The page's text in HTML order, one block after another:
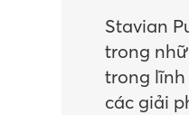
Stavian
trong
trong lĩnh
các giải